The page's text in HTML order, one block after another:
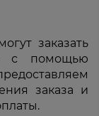
заказать
с помощью
заказа и